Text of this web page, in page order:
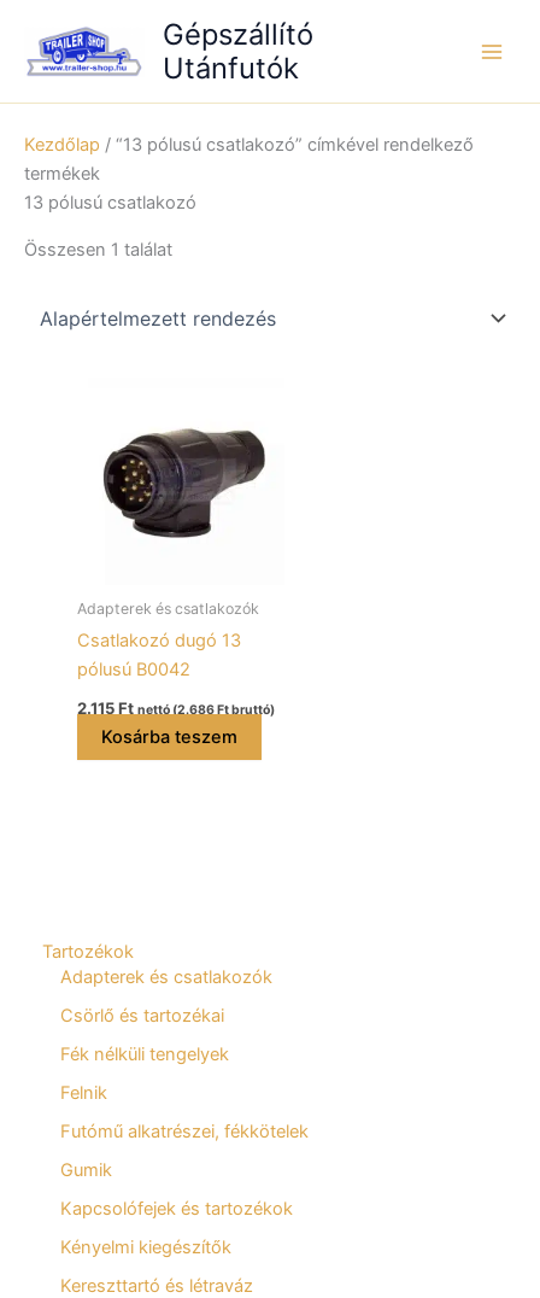
content
Gépszállító
Utánfutók
Tartozékok
Adapterek és csatlakozók
Csörlő és tartozékai
Fék nélküli tengelyek
Felnik
Futómű alkatrészei, fékkötelek
Gumik
Kapcsolófejek és tartozékok
Kényelmi kiegészítők
Kereszttartó és létraváz
Kezdőlap / “13 pólusú csatlakozó” címkével rendelkező
termékek
13 pólusú csatlakozó
Összesen 1 találat
Adapterek és csatlakozók
Csatlakozó dugó 13
pólusú B0042
2.115Ft nettó (2.686Ftbruttó)
Kosárba teszem